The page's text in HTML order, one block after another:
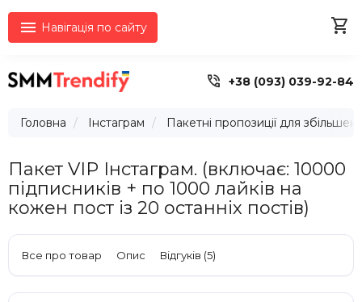
 Навігація по сайту 
 +38 (093) 039-92-84
Головна Інстаграм Пакетні пропозиції для
Пакет VIP Інстаграм. (включає: 10000
підписників + по 1000 лайків на
кожен пост із 20 останніх постів)
Все про товар Опис Відгуків (5)